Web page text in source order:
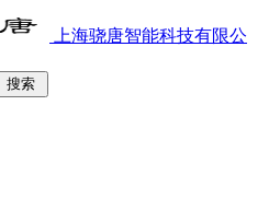
上海骁唐智能科技有限公